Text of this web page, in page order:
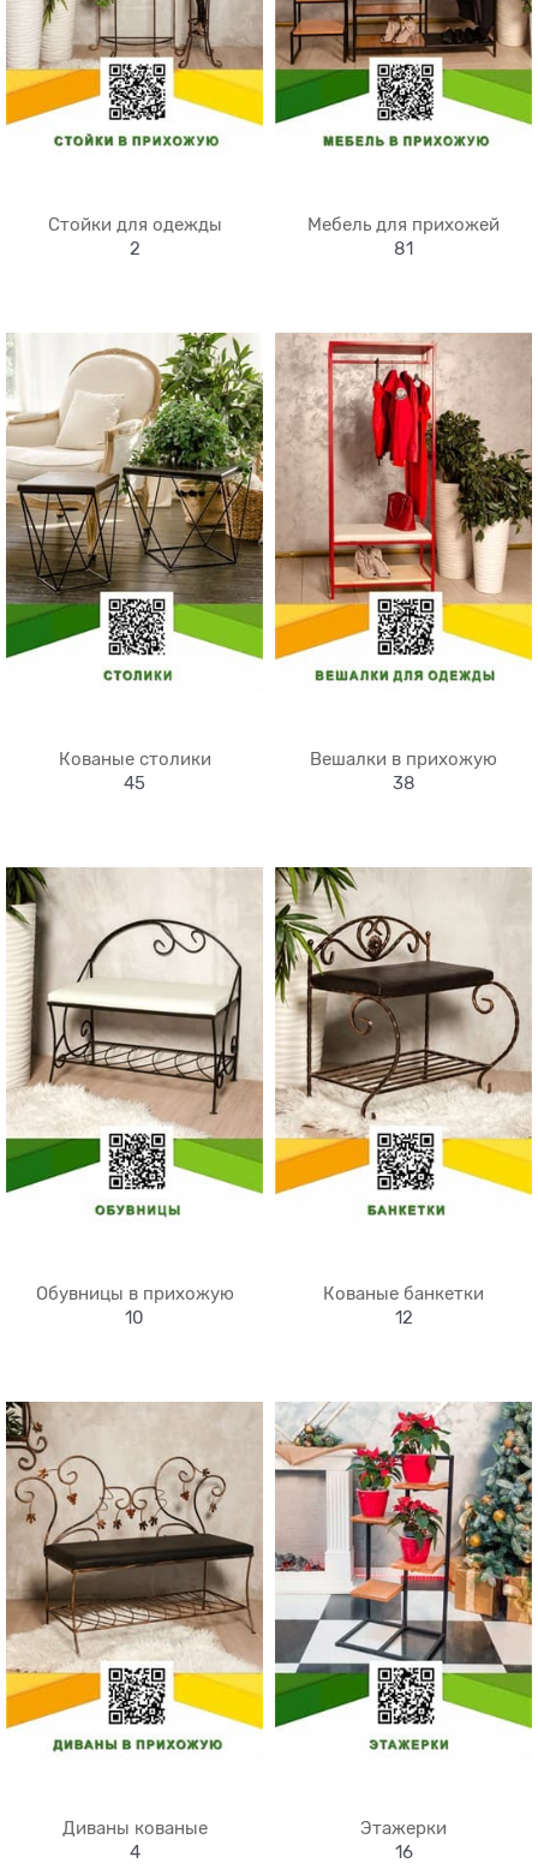
Стойки для одежды
2
Мебель для прихожей
81
Кованые cтолики
45
Вешалки в прихожую
38
Обувницы в прихожую
10
Кованые банкетки
12
Диваны кованые
4
Этажерки
16